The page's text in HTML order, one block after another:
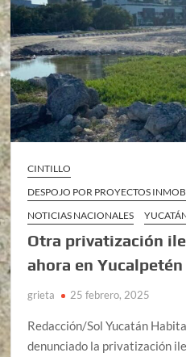
CINTILLO
DESPOJO POR PROYECTOS
NOTICIAS NACIONALES
Otra privatización
ahora en
grieta 25 febrero, 2025
Redacción/Sol Yucatán
denunciado la privatización